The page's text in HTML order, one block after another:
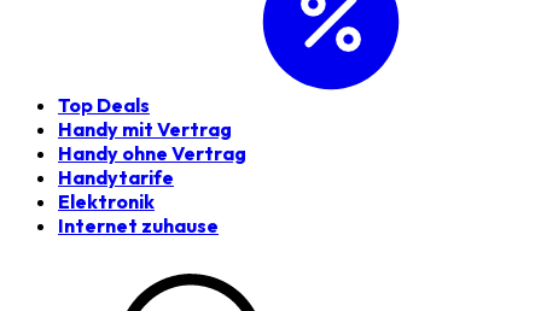
Top Deals
Handy mit Vertrag
Handy ohne Vertrag
Handytarife
Elektronik
Internet zuhause